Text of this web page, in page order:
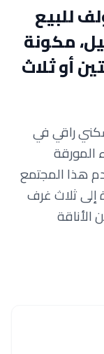
للبيع
مكونة
أو ثلاث
راقي في
المورقة
هذا المجتمع
إلى ثلاث غرف
الأناقة